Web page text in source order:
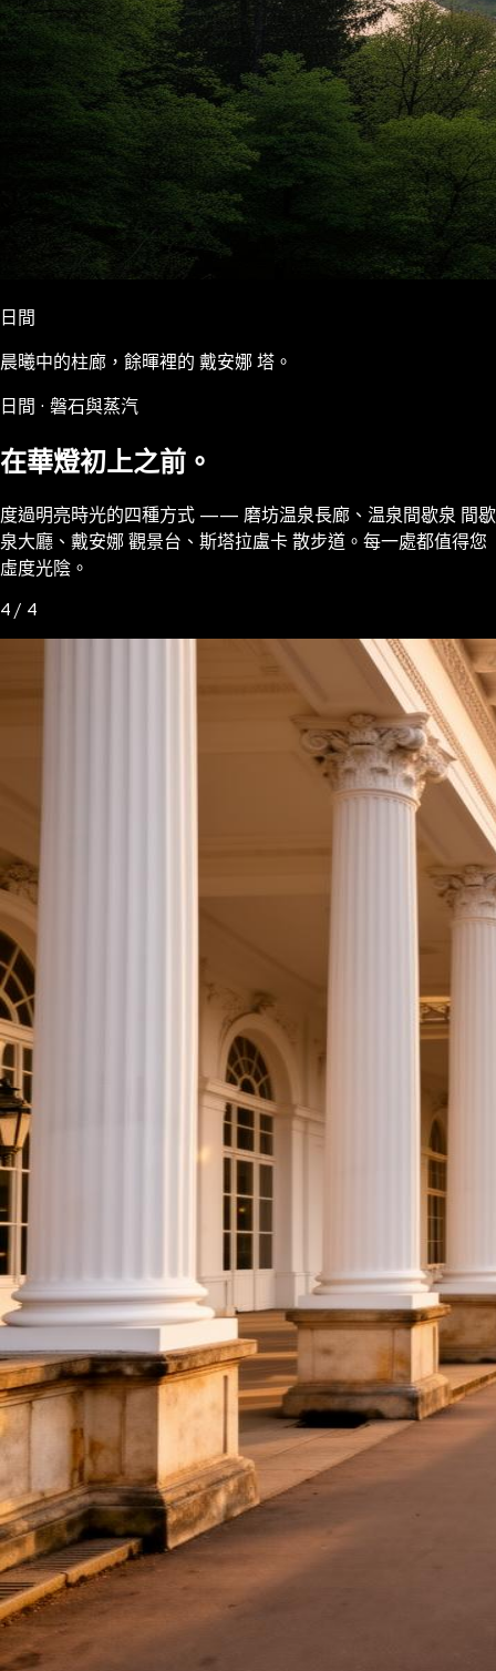
日間
晨曦中的柱廊，餘暉裡的 戴安娜 塔。
日間 · 磐石與蒸汽
在華燈初上之前。
度過明亮時光的四種方式 —— 磨坊温泉長廊、温泉間歇泉 間歇
泉大廳、戴安娜 觀景台、斯塔拉盧卡 散步道。每一處都值得您
虛度光陰。
4 / 4